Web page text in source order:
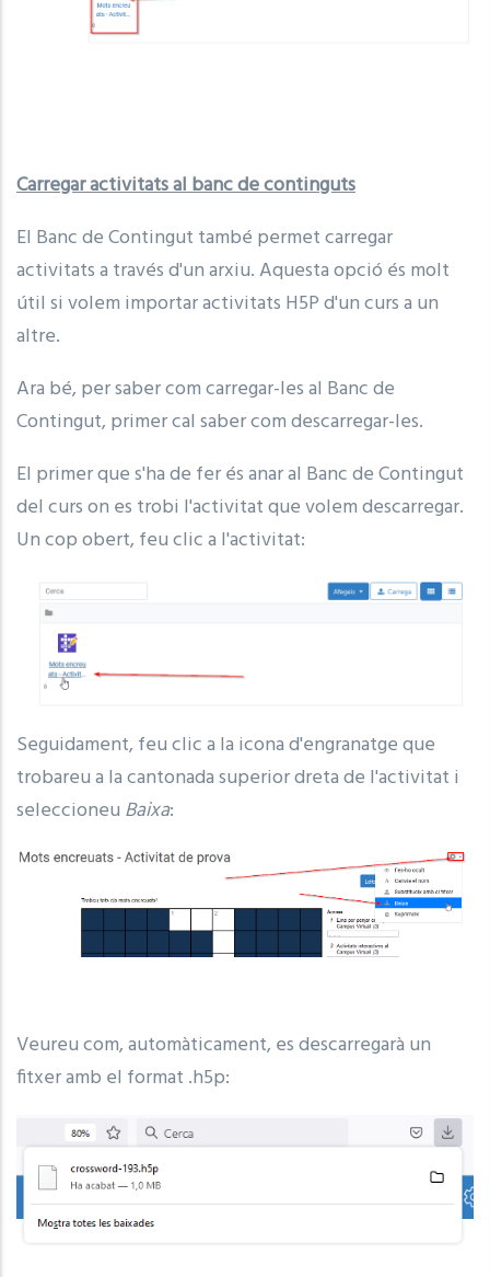
Carregar activitats al banc de continguts
El Banc de Contingut també permet carregar
activitats a través d'un arxiu. Aquesta opció és molt
útil si volem importar activitats H5P d'un curs a un
altre.
Ara bé, per saber com carregar-les al Banc de
Contingut, primer cal saber com descarregar-les.
El primer que s'ha de fer és anar al Banc de Contingut
del curs on es trobi l'activitat que volem descarregar.
Un cop obert, feu clic a l'activitat:
Seguidament, feu clic a la icona d'engranatge que
trobareu a la cantonada superior dreta de l'activitat i
seleccioneu Baixa:
Veureu com, automàticament, es descarregarà un
fitxer amb el format .h5p: